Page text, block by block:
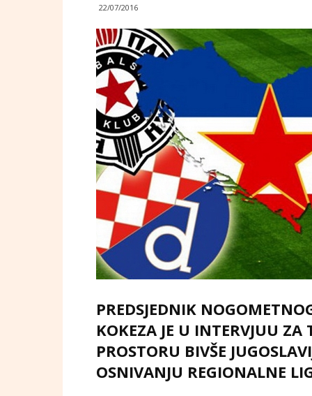
22/07/2016
PREDSJEDNIK
KOKEZA JE U INTERVJUU
PROSTORU BIVŠE
OSNIVANJU REGIONALNE